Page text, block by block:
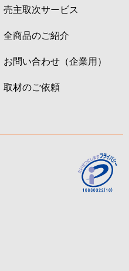
売主取次サービス
全商品のご紹介
お問い合わせ（企業用）
取材のご依頼